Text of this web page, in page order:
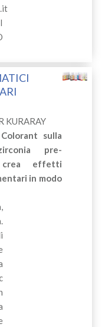
KURARAY
sulla
pre-
effetti
in modo